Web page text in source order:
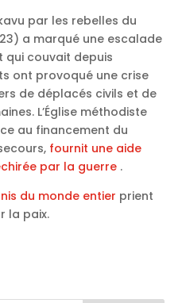
par les rebelles du
a marqué une escalade
qui couvait depuis
ont provoqué une crise
de déplacés civils et de
L’Église méthodiste
au financement du
fournit une aide
par la guerre .
du monde entier prient
la paix.